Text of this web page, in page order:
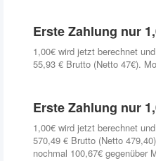
Erste Zahlung nur
1,00€ wird jetzt berechnet
55,93 € Brutto (Netto 47€).
Erste Zahlung nur
1,00€ wird jetzt berechnet
570,49 € Brutto (Netto
nochmal 100,67€ gegenüber